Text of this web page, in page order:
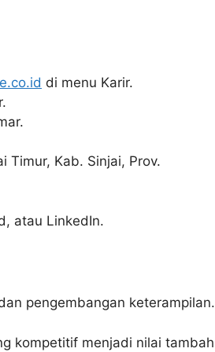
di menu Karir.
Timur, Kab. Sinjai, Prov.
atau LinkedIn.
pengembangan keterampilan.
kompetitif menjadi nilai tambah